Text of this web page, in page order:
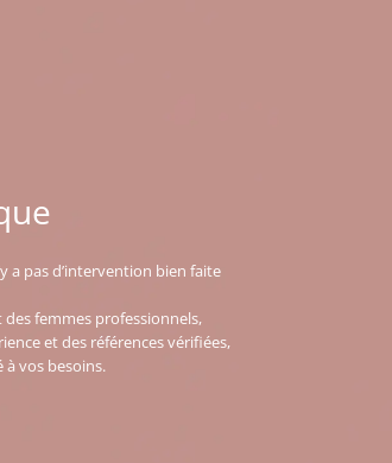
a pas d’intervention bien faite
femmes professionnels,
et des références vérifiées,
vos besoins.